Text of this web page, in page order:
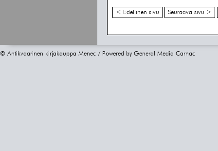
< Edellinen sivu Seuraava sivu >
© Antikvaarinen kirjakauppa Menec / Powered by General Media Carnac